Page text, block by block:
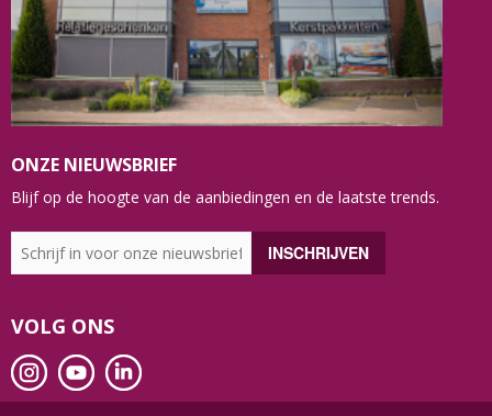
ONZE NIEUWSBRIEF
Blijf op de hoogte van de aanbiedingen en de laatste trends.
VOLG ONS